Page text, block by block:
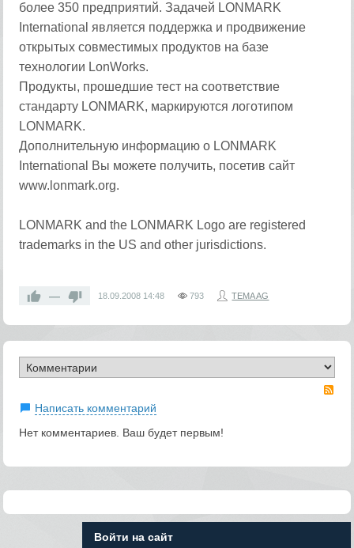
более 350 предприятий. Задачей LONMARK
International является поддержка и продвижение
открытых совместимых продуктов на базе
технологии LonWorks.
Продукты, прошедшие тест на соответствие
стандарту LONMARK, маркируются логотипом
LONMARK.
Дополнительную информацию о LONMARK
International Вы можете получить, посетив сайт
www.lonmark.org.
LONMARK and the LONMARK Logo are registered
trademarks in the US and other jurisdictions.
— 18.09.2008 14:48 793 TEMA AG
Написать комментарий
Нет комментариев. Ваш будет первым!
Войти на сайт